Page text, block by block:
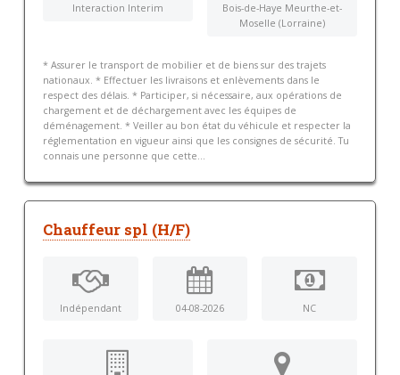
Interaction Interim
Bois-de-Haye Meurthe-et-
Moselle (Lorraine)
* Assurer le transport de mobilier et de biens sur des trajets
nationaux. * Effectuer les livraisons et enlèvements dans le
respect des délais. * Participer, si nécessaire, aux opérations de
chargement et de déchargement avec les équipes de
déménagement. * Veiller au bon état du véhicule et respecter la
réglementation en vigueur ainsi que les consignes de sécurité. Tu
connais une personne que cette...
Chauffeur spl (H/F)
Indépendant 04-08-2026 NC